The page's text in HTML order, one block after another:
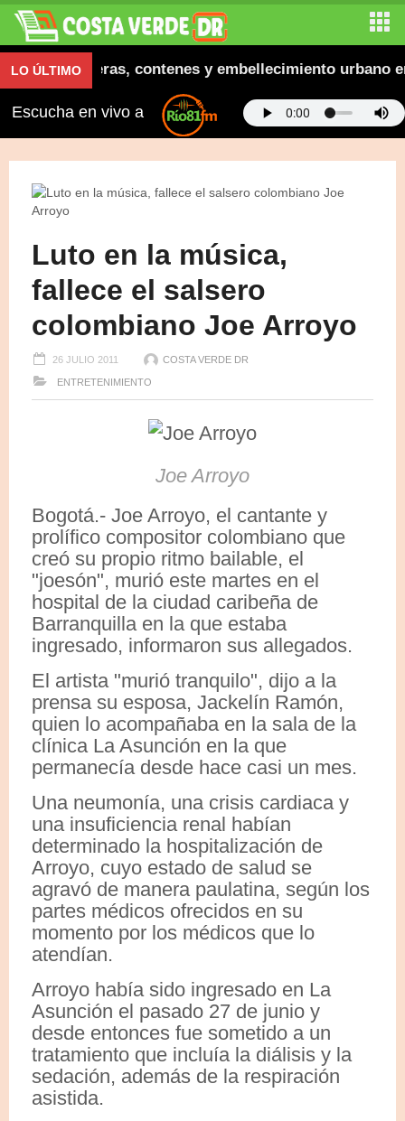
LO ÚLTIMOaceras, contenes y embellecimiento urbano en
Escucha en vivo a
Luto en la música,
fallece el salsero
colombiano Joe Arroyo
26 JULIO 2011 COSTA VERDE DR
ENTRETENIMIENTO
Joe Arroyo
Bogotá.- Joe Arroyo, el cantante y
prolífico compositor colombiano que
creó su propio ritmo bailable, el
"joesón", murió este martes en el
hospital de la ciudad caribeña de
Barranquilla en la que estaba
ingresado, informaron sus allegados.
El artista "murió tranquilo", dijo a la
prensa su esposa, Jackelín Ramón,
quien lo acompañaba en la sala de la
clínica La Asunción en la que
permanecía desde hace casi un mes.
Una neumonía, una crisis cardiaca y
una insuficiencia renal habían
determinado la hospitalización de
Arroyo, cuyo estado de salud se
agravó de manera paulatina, según los
partes médicos ofrecidos en su
momento por los médicos que lo
atendían.
Arroyo había sido ingresado en La
Asunción el pasado 27 de junio y
desde entonces fue sometido a un
tratamiento que incluía la diálisis y la
sedación, además de la respiración
asistida.